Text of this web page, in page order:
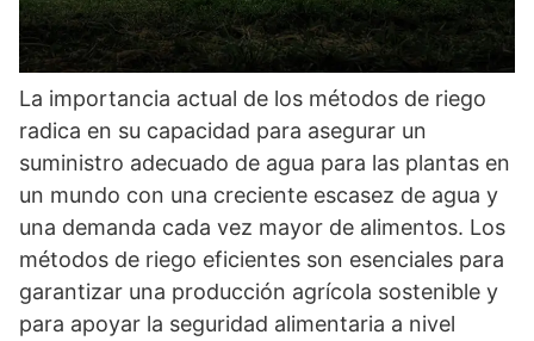
La importancia actual de los métodos de riego
radica en su capacidad para asegurar un
suministro adecuado de agua para las plantas en
un mundo con una creciente escasez de agua y
una demanda cada vez mayor de alimentos. Los
métodos de riego eficientes son esenciales para
garantizar una producción agrícola sostenible y
para apoyar la seguridad alimentaria a nivel